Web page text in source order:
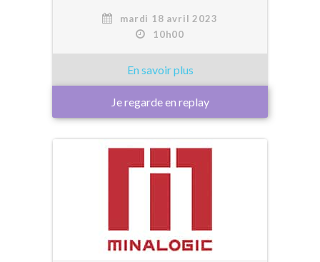
mardi 18 avril 2023
10h00
Je regarde en replay